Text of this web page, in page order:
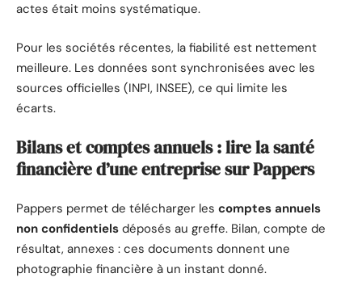
actes était moins systématique.
Pour les sociétés récentes, la fiabilité est nettement
meilleure. Les données sont synchronisées avec les
sources officielles (INPI, INSEE), ce qui limite les
écarts.
Bilans et comptes annuels : lire la santé
financière d’une entreprise sur Pappers
Pappers permet de télécharger les comptes annuels
non confidentiels déposés au greffe. Bilan, compte de
résultat, annexes : ces documents donnent une
photographie financière à un instant donné.